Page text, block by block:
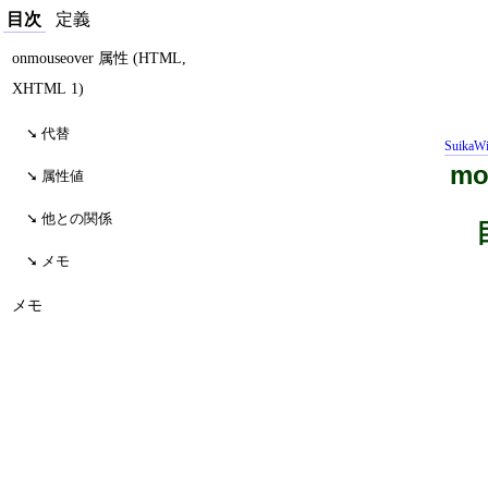
目次 定義
onmouseover 属性 (HTML,
XHTML 1)
代替
属性値
他との関係
メモ
メモ